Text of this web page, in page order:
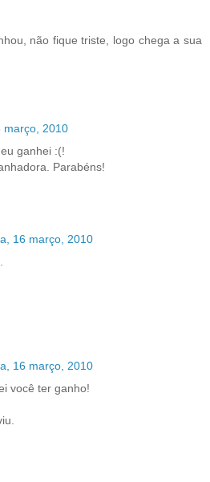
não fique triste, logo chega a sua
março, 2010
ganhei :(!
Parabéns!
16 março, 2010
16 março, 2010
você ter ganho!